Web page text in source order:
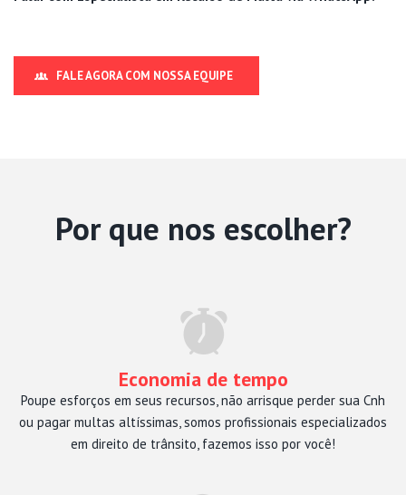
FALE AGORA COM NOSSA EQUIPE
Por que nos escolher?
Economia de tempo
Poupe esforços em seus recursos, não arrisque perder sua Cnh
ou pagar multas altíssimas, somos profissionais especializados
em direito de trânsito, fazemos isso por você!